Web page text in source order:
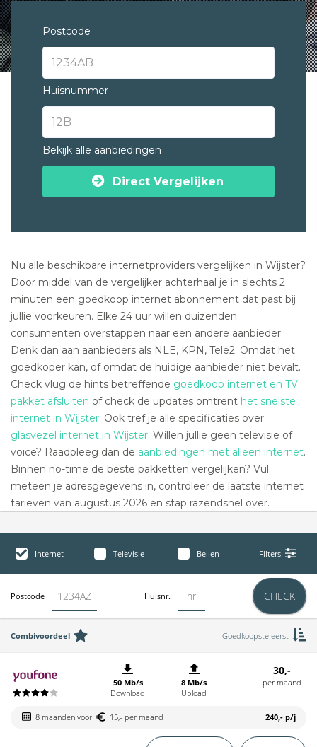
Postcode
Huisnummer
Bekijk alle aanbiedingen
Direct Vergelijken
Nu alle beschikbare internetproviders vergelijken in Wijster?
Door middel van de vergelijker achterhaal je in slechts 2
minuten een goedkoop internet abonnement dat past bij
jullie voorkeuren. Elke 24 uur willen duizenden
consumenten overstappen naar een andere aanbieder.
Denk dan aan aanbieders als NLE, KPN, Tele2. Omdat het
goedkoper kan, of omdat de huidige aanbieder niet bevalt.
Check vlug de hints betreffende goedkoop internet en TV
pakket afsluiten of check de updates omtrent het snelste
internet in Wijster. Ook tref je alle specificaties over
glasvezel internet in Wijster. Willen jullie geen televisie of
voice? Raadpleeg dan de aanbiedingen met alleen internet.
Binnen no-time de beste pakketten vergelijken? Vul
meteen je adresgegevens in, controleer de laatste internet
tarieven van augustus 2026 en stap razendsnel over.
Internet Televisie Bellen Filters
Postcode Huisnr. CHECK
Combivoordeel Goedkoopste eerst
50 Mb/s
Download
8 Mb/s
Upload
30,-
per maand
8 maanden voor 15,- per maand 240,- p/j